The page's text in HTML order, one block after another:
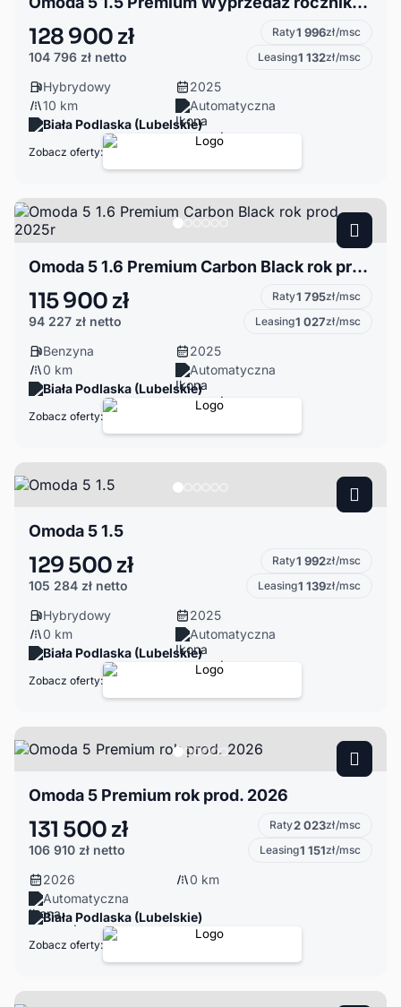
128 900 zł
104 796 zł netto
Raty1 996zł/msc
Leasing1 132zł/msc
Hybrydowy
2025
10 km
Automatyczna
Biała Podlaska (Lubelskie)
Zobacz oferty:
Omoda 5 1.6 Premium Carbon Black rok prod. 2025r
115 900 zł
94 227 zł netto
Raty1 795zł/msc
Leasing1 027zł/msc
Benzyna
2025
0 km
Automatyczna
Biała Podlaska (Lubelskie)
Zobacz oferty:
Omoda 5 1.5
129 500 zł
105 284 zł netto
Raty1 992zł/msc
Leasing1 139zł/msc
Hybrydowy
2025
0 km
Automatyczna
Biała Podlaska (Lubelskie)
Zobacz oferty:
Omoda 5 Premium rok prod. 2026
131 500 zł
106 910 zł netto
Raty2 023zł/msc
Leasing1 151zł/msc
2026
0 km
Automatyczna
Biała Podlaska (Lubelskie)
Zobacz oferty: